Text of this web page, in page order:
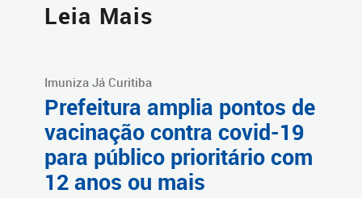
Leia Mais
Imuniza Já Curitiba
Prefeitura amplia pontos de
vacinação contra covid-19
para público prioritário com
12 anos ou mais